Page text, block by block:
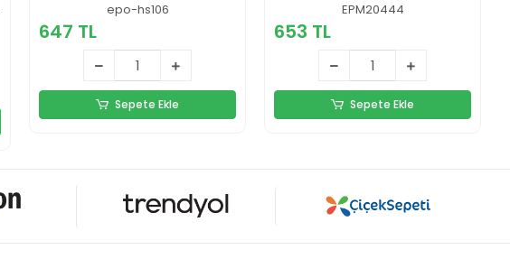
epo-hs106
647 TL
Sepete Ekle
EPM20444
653 TL
Sepete Ekle